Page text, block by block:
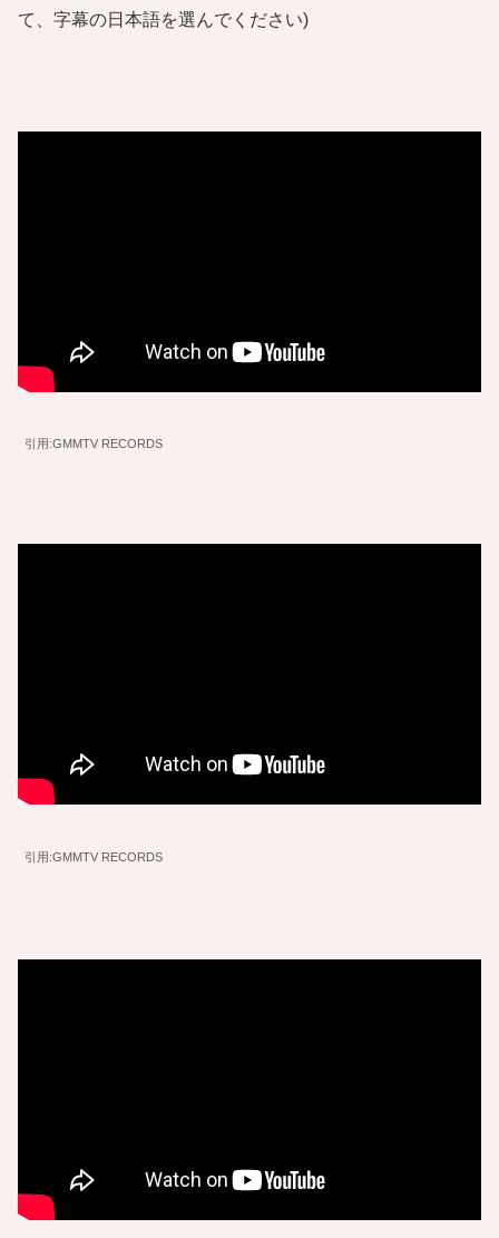
て、字幕の日本語を選んでください)
引用:GMMTV RECORDS
引用:GMMTV RECORDS